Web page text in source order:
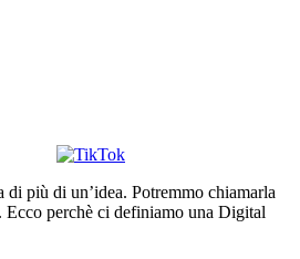
di più di un’idea. Potremmo chiamarla
Ecco perchè ci definiamo una Digital